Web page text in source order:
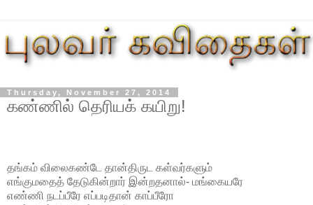
Thursday, November 27, 2014
கண்ணில் தெரியக் கயிறு!
தங்கம் விலைகண்டே தான்திருட கள்வர்களும்
எங்குமதைத் தேடுகின்றார் இன்றதனால்- மங்கையரே
எண்ணி நடப்பீரே எப்படிதான் காப்பீரோ